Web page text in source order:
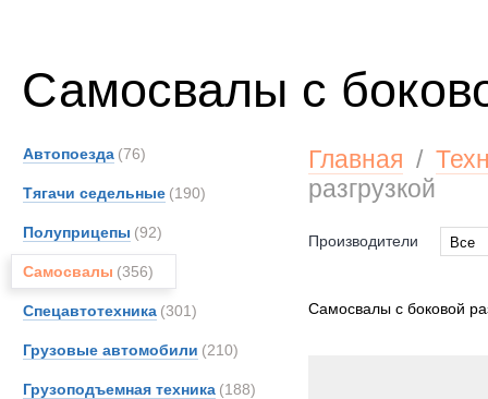
Самосвалы с
Автопоезда (76)
Тягачи седельные (190)
Полуприцепы (92)
Самосвалы (356)
Спецавтотехника (301)
Грузовые автомобили (210)
Грузоподъемная техника (188)
Главная /
разгрузкой
Производители
Все
FAUN
Самосвалы с боковой